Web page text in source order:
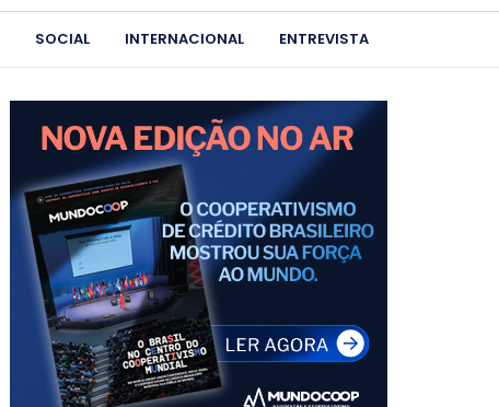
SOCIAL INTERNACIONAL ENTREVISTA